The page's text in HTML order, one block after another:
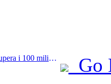
Prev:Shanghai Disneyland supera i 100 milioni di visitatori e si espanderà con un quarto hotel a tema.
Go